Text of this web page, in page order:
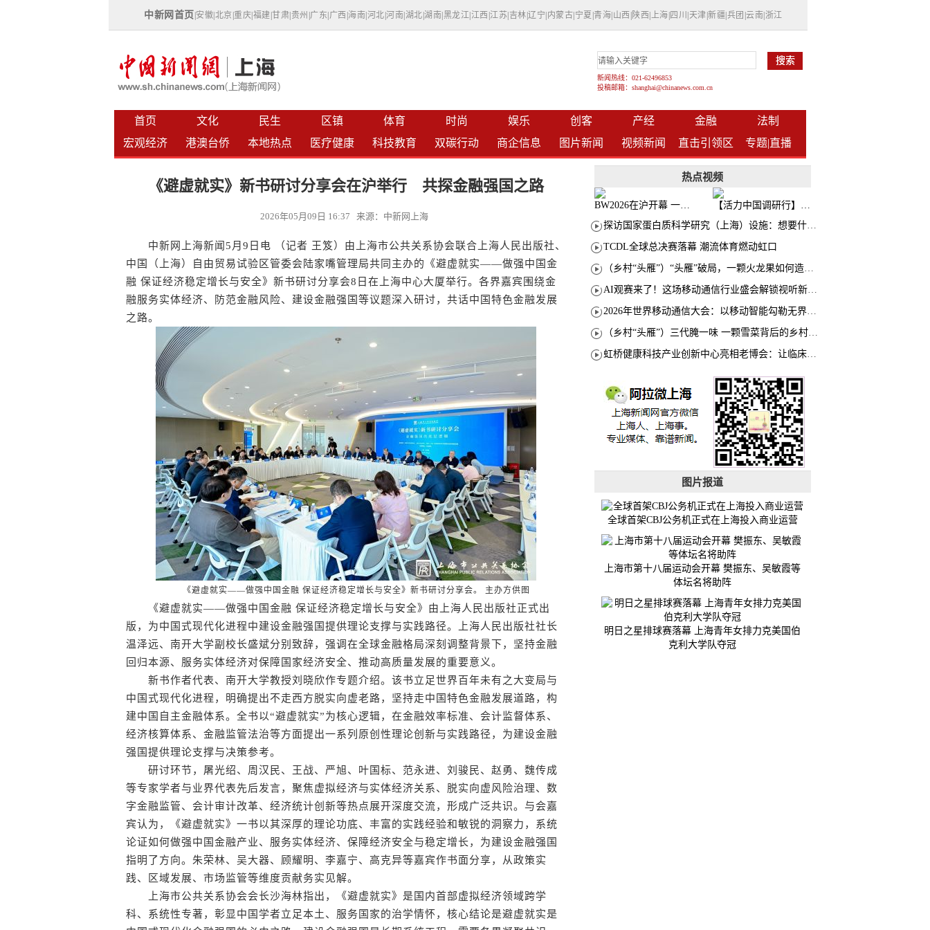
中新网首页 安徽 北京 |重庆 福建 |甘肃 贵州 广东 广西 海南 河北 |河南 湖北 |湖南 黑龙江 江西 江苏 吉林 |辽宁 内蒙古 宁夏 青海 山西 陕西 上海 四川 天津 |新疆 兵团 |云南 浙江
新闻热线：021-62496853
投稿邮箱：shanghai@chinanews.com.cn
首页 文化 民生 区镇 体育 时尚 娱乐 创客 产经 金融
法制
宏观经济
港澳台侨 本地热点 医疗健康 科技教育 双碳行动 商企信息 图片新闻 视频新闻 直击引领区 专题|直播
《避虚就实》新书研讨分享会在沪举行 共探金融强国之路
2026年05月09日 16:37 来源：中新网上海
中新网上海新闻5月9日电 （记者 王笈）由上海市公共关系协会联合上海人民出版社、
中国（上海）自由贸易试验区管委会陆家嘴管理局共同主办的《避虚就实——做强中国金
融 保证经济稳定增长与安全》新书研讨分享会8日在上海中心大厦举行。各界嘉宾围绕金
融服务实体经济、防范金融风险、建设金融强国等议题深入研讨，共话中国特色金融发展
之路。
《避虚就实——做强中国金融 保证经济稳定增长与安全》新书研讨分享会。 主办方供图
《避虚就实——做强中国金融 保证经济稳定增长与安全》由上海人民出版社正式出
版，为中国式现代化进程中建设金融强国提供理论支撑与实践路径。上海人民出版社社长
温泽远、南开大学副校长盛斌分别致辞，强调在全球金融格局深刻调整背景下，坚持金融
回归本源、服务实体经济对保障国家经济安全、推动高质量发展的重要意义。
新书作者代表、南开大学教授刘晓欣作专题介绍。该书立足世界百年未有之大变局与
中国式现代化进程，明确提出不走西方脱实向虚老路，坚持走中国特色金融发展道路，构
建中国自主金融体系。全书以“避虚就实”为核心逻辑，在金融效率标准、会计监督体系、
经济核算体系、金融监管法治等方面提出一系列原创性理论创新与实践路径，为建设金融
强国提供理论支撑与决策参考。
研讨环节，屠光绍、周汉民、王战、严旭、叶国标、范永进、刘骏民、赵勇、魏传成
等专家学者与业界代表先后发言，聚焦虚拟经济与实体经济关系、脱实向虚风险治理、数
字金融监管、会计审计改革、经济统计创新等热点展开深度交流，形成广泛共识。与会嘉
宾认为，《避虚就实》一书以其深厚的理论功底、丰富的实践经验和敏锐的洞察力，系统
论证如何做强中国金融产业、服务实体经济、保障经济安全与稳定增长，为建设金融强国
指明了方向。朱荣林、吴大器、顾耀明、李嘉宁、高克异等嘉宾作书面分享，从政策实
践、区域发展、市场监管等维度贡献务实见解。
上海市公共关系协会会长沙海林指出，《避虚就实》是国内首部虚拟经济领域跨学
科、系统性专著，彰显中国学者立足本土、服务国家的治学情怀，核心结论是避虚就实是
热点视频
BW2026在沪开幕 一众次元品牌集中发布全新企划
【活力中国调研行】上海机器人研究院以技术标准撬动长三角智造协同
探访国家蛋白质科学研究（上海）设施：想要什么蛋白 AI直接设计合成
TCDL全球总决赛落幕 潮流体育燃动虹口
（乡村“头雁”）“头雁”破局，一颗火龙果如何造就沪上乡村特色产业化路径
AI观赛来了！这场移动通信行业盛会解锁视听新玩法
2026年世界移动通信大会：以移动智能勾勒无界普惠新愿景
（乡村“头雁”）三代腌一味 一颗雪菜背后的乡村致富经
虹桥健康科技产业创新中心亮相老博会：让临床“需求”定义银发经济新生态
图片报道
全球首架CBJ公务机正式在上海投入商业运营
上海市第十八届运动会开幕 樊振东、吴敏霞等
体坛名将助阵
明日之星排球赛落幕 上海青年女排力克美国伯
克利大学队夺冠